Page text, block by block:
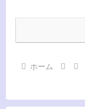
ホーム